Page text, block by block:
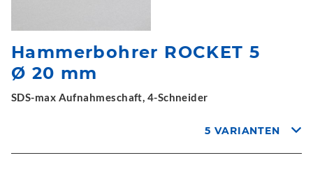
Hammerbohrer ROCKET 5
Ø 20 mm
SDS-max Aufnahmeschaft, 4-Schneider
5 VARIANTEN